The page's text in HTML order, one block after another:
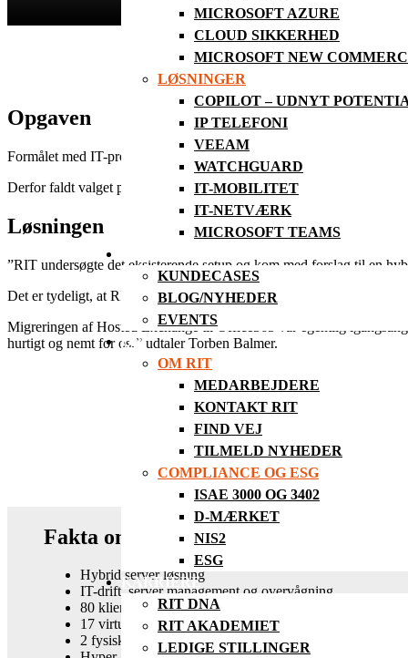
MICROSOFT AZURE
CLOUD SIKKERHED
MICROSOFT NEW
LØSNINGER
COPILOT – UDNYT
IP TELEFONI
VEEAM
WATCHGUARD
IT-MOBILITET
IT-NETVÆRK
MICROSOFT TEAMS
KUNDECASES
BLOG/NYHEDER
EVENTS
OM
OM RIT
MEDARBEJDERE
KONTAKT RIT
FIND VEJ
TILMELD NYHEDER
COMPLIANCE OG ESG
ISAE 3000 OG 3402
D-MÆRKET
NIS2
ESG
KARRIERE
RIT DNA
RIT AKADEMIET
LEDIGE STILLINGER
Opgaven
Formålet med IT-projektet var at lave et nyt strømlig­net IT-miljø,
Derfor faldt valget på en migrering fra hosting til hy­brid serverløsning
Løsningen
”RIT undersøgte det eksisterende setup og kom med forslag til en
Det er tydeligt, at RIT har stor erfaring med denne type projekter.
Migreringen af Hosted Exchange til Office365 var egentlig
hurtigt og nemt for os.’’ udtaler Torben Balmer.
Fakta om løsningen
Hybrid server løsning
IT-drift, server management og overvågning
80 klienter/brugere
17 virtuelle Hyper-V servere
2 fysiske HPE servere i Hyper-V cluster